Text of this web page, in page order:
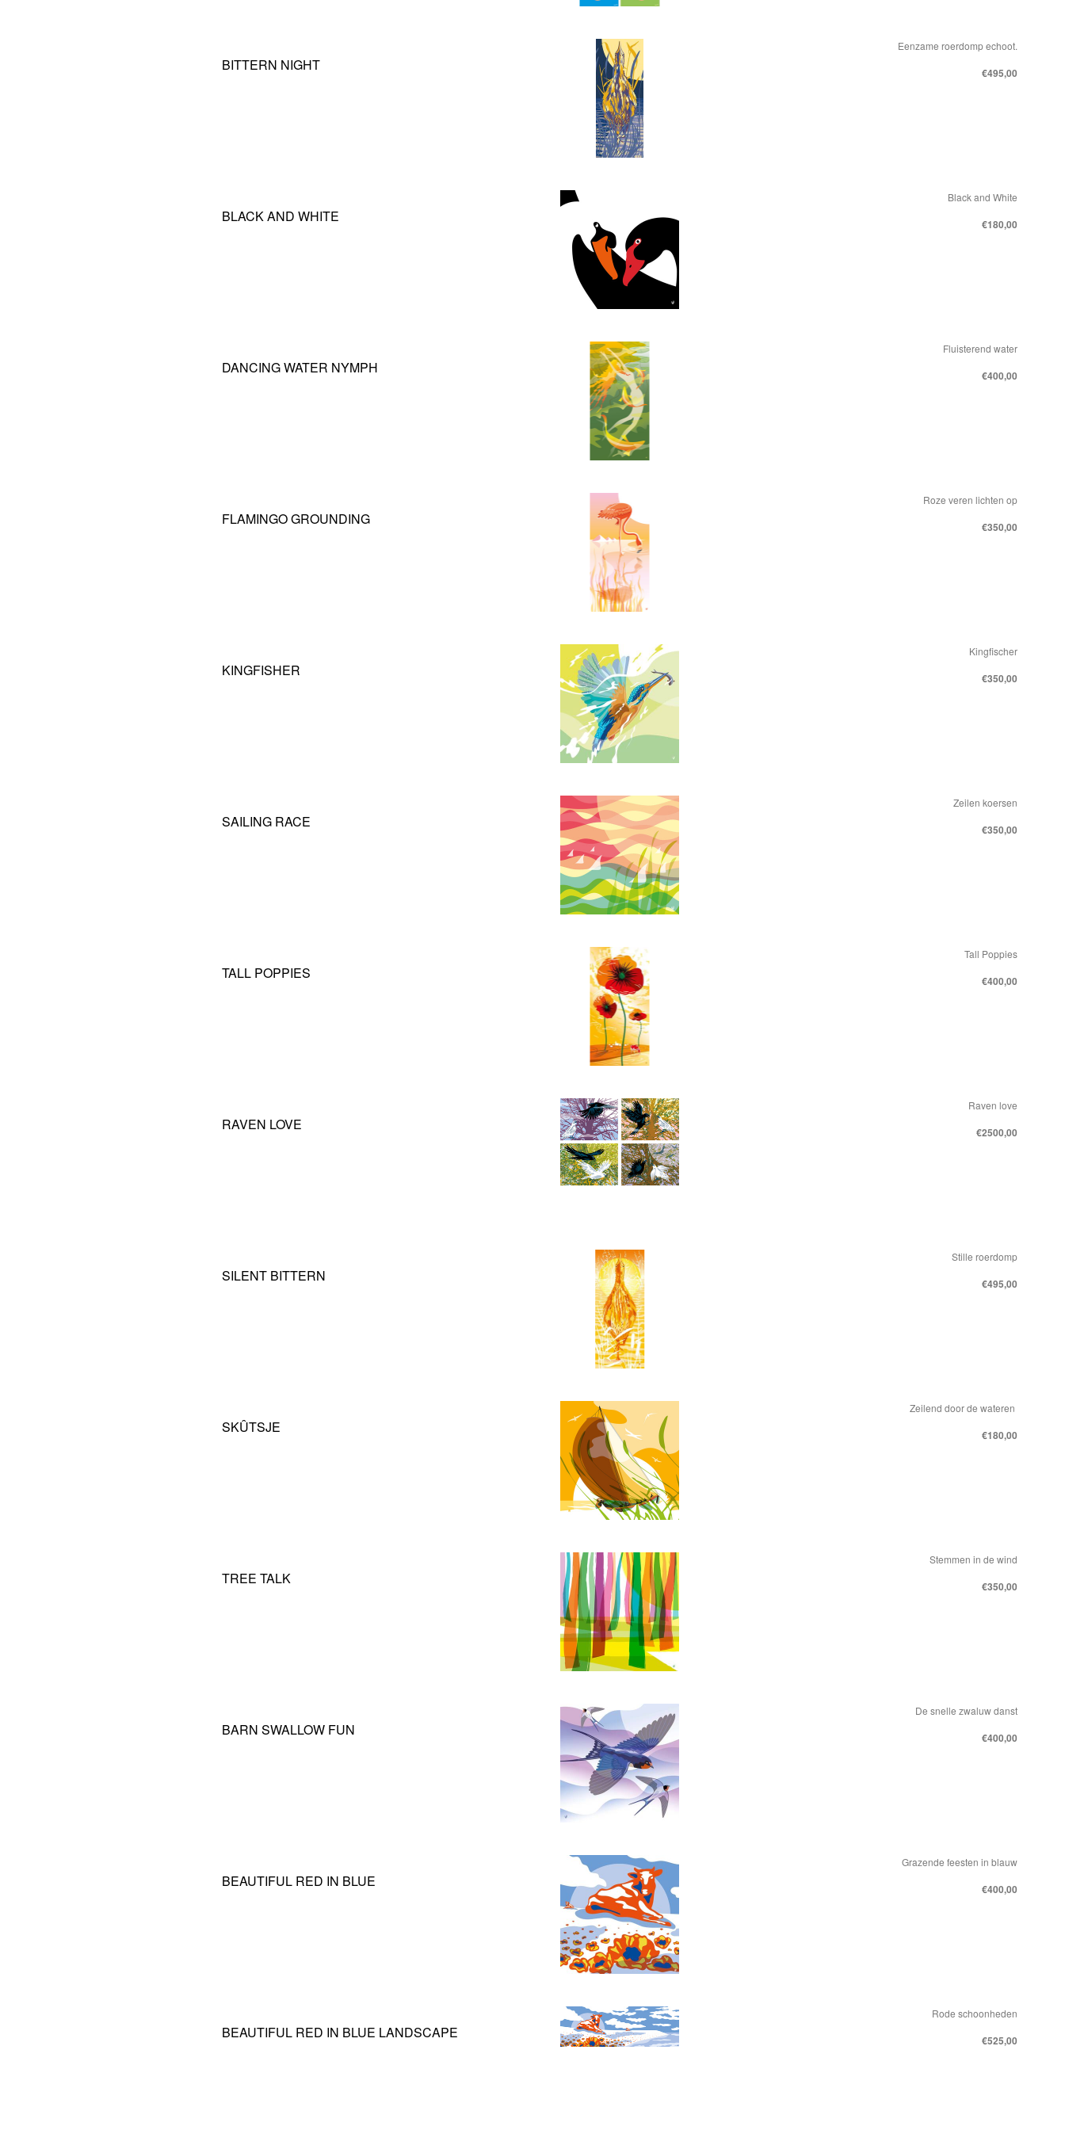
BITTERN NIGHT
Eenzame roerdomp echoot.
€495,00
BLACK AND WHITE
Black and White
€180,00
DANCING WATER NYMPH
Fluisterend water
€400,00
FLAMINGO GROUNDING
Roze veren lichten op
€350,00
KINGFISHER
Kingfischer
€350,00
SAILING RACE
Zeilen koersen
€350,00
TALL POPPIES
Tall Poppies
€400,00
RAVEN LOVE
Raven love
€2500,00
SILENT BITTERN
Stille roerdomp
€495,00
SKÛTSJE
Zeilend door de wateren
€180,00
TREE TALK
Stemmen in de wind
€350,00
BARN SWALLOW FUN
De snelle zwaluw danst
€400,00
BEAUTIFUL RED IN BLUE
Grazende feesten in blauw
€400,00
BEAUTIFUL RED IN BLUE LANDSCAPE
Rode schoonheden
€525,00